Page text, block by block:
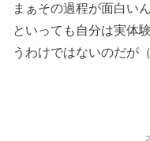
まぁその過程が面白い
といっても自分は実体
うわけではないのだが（